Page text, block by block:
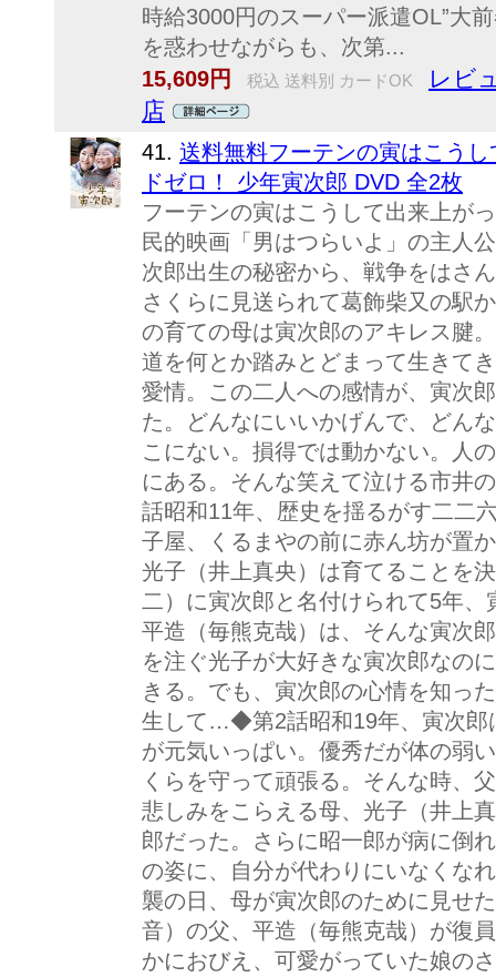
時給3000円のスーパー派遣OL”大
を惑わせながらも、次第...
15,609円
税込 送料別 カードOK
レビ
店
41. 送料無料フーテンの寅はこう
ドゼロ！ 少年寅次郎 DVD 全2枚
フーテンの寅はこうして出来上が
民的映画「男はつらいよ」の主人
次郎出生の秘密から、戦争をはさ
さくらに見送られて葛飾柴又の駅
の育ての母は寅次郎のアキレス腱
道を何とか踏みとどまって生きて
愛情。この二人への感情が、寅次
た。どんなにいいかげんで、どん
こにない。損得では動かない。人
にある。そんな笑えて泣ける市井
話昭和11年、歴史を揺るがす二二
子屋、くるまやの前に赤ん坊が置
光子（井上真央）は育てることを
二）に寅次郎と名付けられて5年
平造（毎熊克哉）は、そんな寅次
を注ぐ光子が大好きな寅次郎なの
きる。でも、寅次郎の心情を知
生して…◆第2話昭和19年、寅次郎
が元気いっぱい。優秀だが体の弱
くらを守って頑張る。そんな時、
悲しみをこらえる母、光子（井上
郎だった。さらに昭一郎が病に倒
の姿に、自分が代わりにいなくな
襲の日、母が寅次郎のために見
音）の父、平造（毎熊克哉）が復
かにおびえ、可愛がっていた娘の